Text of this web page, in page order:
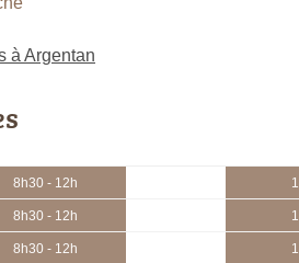
à Argentan
8h30 - 12h
8h30 - 12h
8h30 - 12h